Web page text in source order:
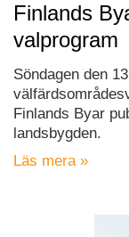
Finlands
valprogram
Söndagen den
Finlands Byar
landsbygden.
Läs mera »